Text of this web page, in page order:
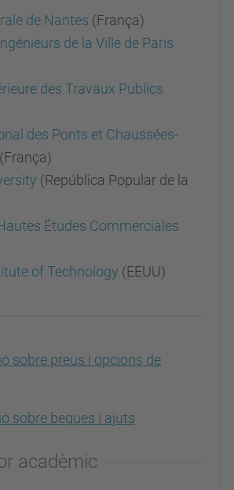
de Nantes (França)
de la Ville de Paris
des Travaux Publics
des Ponts et Chaussées-
(França)
(República Popular de la
Études Commerciales
of Technology (EEUU)
sobre preus i opcions de
sobre beques i ajuts
acadèmic